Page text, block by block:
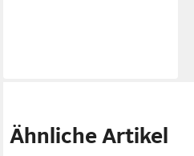
Ähnliche Artikel